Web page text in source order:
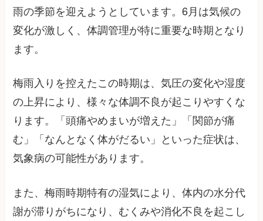
雨の季節を迎えようとしています。6月は気候の
変化が激しく、体調管理が特に重要な時期となり
ます。
梅雨入りを控えたこの時期は、気圧の変化や湿度
の上昇により、様々な体調不良が起こりやすくな
ります。「頭痛やめまいが増えた」「関節が痛
む」「なんとなく体がだるい」といった症状は、
気象病の可能性があります。
また、梅雨時期特有の湿気により、体内の水分代
謝が滞りがちになり、むくみや消化不良を起こし